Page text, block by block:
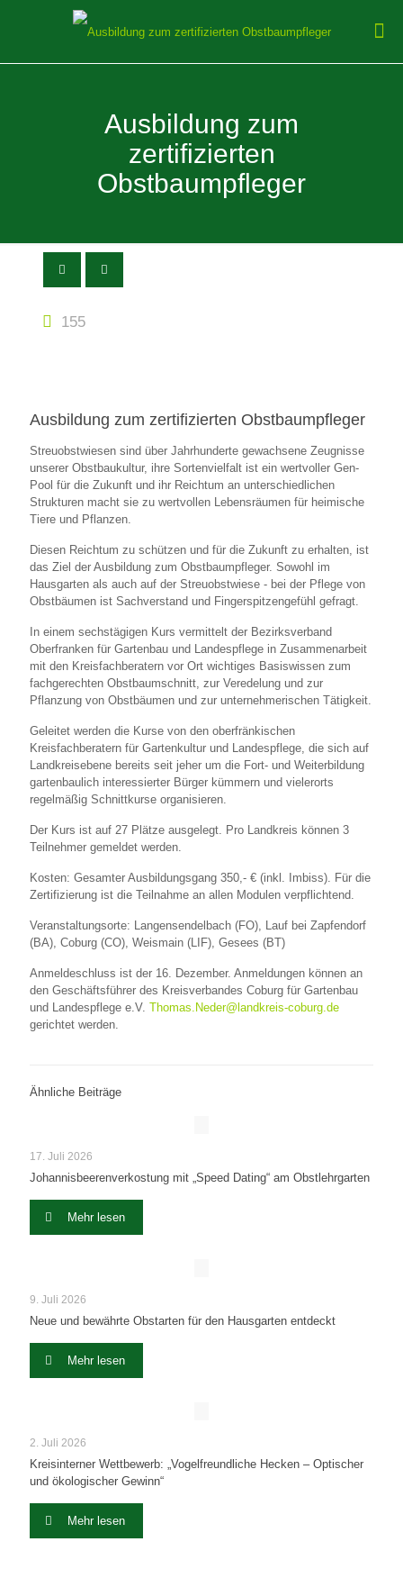
Ausbildung zum
zertifizierten
Obstbaumpfleger
155
Ausbildung zum zertifizierten Obstbaumpfleger
Streuobstwiesen sind über Jahrhunderte gewachsene Zeugnisse
unserer Obstbaukultur, ihre Sortenvielfalt ist ein wertvoller Gen-
Pool für die Zukunft und ihr Reichtum an unterschiedlichen
Strukturen macht sie zu wertvollen Lebensräumen für heimische
Tiere und Pflanzen.
Diesen Reichtum zu schützen und für die Zukunft zu erhalten, ist
das Ziel der Ausbildung zum Obstbaumpfleger. Sowohl im
Hausgarten als auch auf der Streuobstwiese - bei der Pflege von
Obstbäumen ist Sachverstand und Fingerspitzengefühl gefragt.
In einem sechstägigen Kurs vermittelt der Bezirksverband
Oberfranken für Gartenbau und Landespflege in Zusammenarbeit
mit den Kreisfachberatern vor Ort wichtiges Basiswissen zum
fachgerechten Obstbaumschnitt, zur Veredelung und zur
Pflanzung von Obstbäumen und zur unternehmerischen Tätigkeit.
Geleitet werden die Kurse von den oberfränkischen
Kreisfachberatern für Gartenkultur und Landespflege, die sich auf
Landkreisebene bereits seit jeher um die Fort- und Weiterbildung
gartenbaulich interessierter Bürger kümmern und vielerorts
regelmäßig Schnittkurse organisieren.
Der Kurs ist auf 27 Plätze ausgelegt. Pro Landkreis können 3
Teilnehmer gemeldet werden.
Kosten: Gesamter Ausbildungsgang 350,- € (inkl. Imbiss). Für die
Zertifizierung ist die Teilnahme an allen Modulen verpflichtend.
Veranstaltungsorte: Langensendelbach (FO), Lauf bei Zapfendorf
(BA), Coburg (CO), Weismain (LIF), Gesees (BT)
Anmeldeschluss ist der 16. Dezember. Anmeldungen können an
den Geschäftsführer des Kreisverbandes Coburg für Gartenbau
und Landespflege e.V. Thomas.Neder@landkreis-coburg.de
gerichtet werden.
Ähnliche Beiträge
17. Juli 2026
Johannisbeerenverkostung mit „Speed Dating“ am Obstlehrgarten
Mehr lesen
9. Juli 2026
Neue und bewährte Obstarten für den Hausgarten entdeckt
Mehr lesen
2. Juli 2026
Kreisinterner Wettbewerb: „Vogelfreundliche Hecken – Optischer
und ökologischer Gewinn“
Mehr lesen